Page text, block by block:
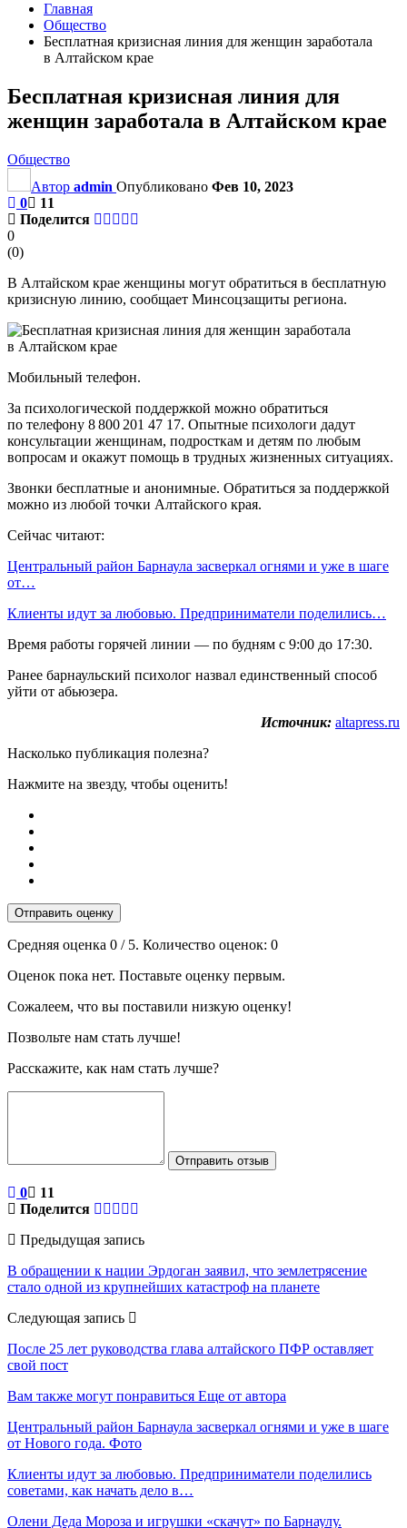
Главная
Общество
Бесплатная кризисная линия для женщин заработала
в Алтайском крае
Бесплатная кризисная линия для
женщин заработала в Алтайском крае
Общество
Автор admin Опубликовано Фев 10, 2023
0
11
Поделится
0
(0)
В Алтайском крае женщины могут обратиться в бесплатную
кризисную линию, сообщает Минсоцзащиты региона.
Мобильный телефон.
За психологической поддержкой можно обратиться
по телефону 8 800 201 47 17. Опытные психологи дадут
консультации женщинам, подросткам и детям по любым
вопросам и окажут помощь в трудных жизненных ситуациях.
Звонки бесплатные и анонимные. Обратиться за поддержкой
можно из любой точки Алтайского края.
Сейчас читают:
Центральный район Барнаула засверкал огнями и уже в шаге
от…
Клиенты идут за любовью. Предприниматели поделились…
Время работы горячей линии — по будням с 9:00 до 17:30.
Ранее барнаульский психолог назвал единственный способ
уйти от абьюзера.
Источник: altapress.ru
Насколько публикация полезна?
Нажмите на звезду, чтобы оценить!
Отправить оценку
Средняя оценка 0 / 5. Количество оценок: 0
Оценок пока нет. Поставьте оценку первым.
Сожалеем, что вы поставили низкую оценку!
Позвольте нам стать лучше!
Расскажите, как нам стать лучше?
Отправить отзыв
0
11
Поделится
Предыдущая запись
В обращении к нации Эрдоган заявил, что землетрясение
стало одной из крупнейших катастроф на планете
Следующая запись
После 25 лет руководства глава алтайского ПФР оставляет
свой пост
Вам также могут понравиться Еще от автора
Центральный район Барнаула засверкал огнями и уже в шаге
от Нового года. Фото
Клиенты идут за любовью. Предприниматели поделились
советами, как начать дело в…
Олени Деда Мороза и игрушки «скачут» по Барнаулу.